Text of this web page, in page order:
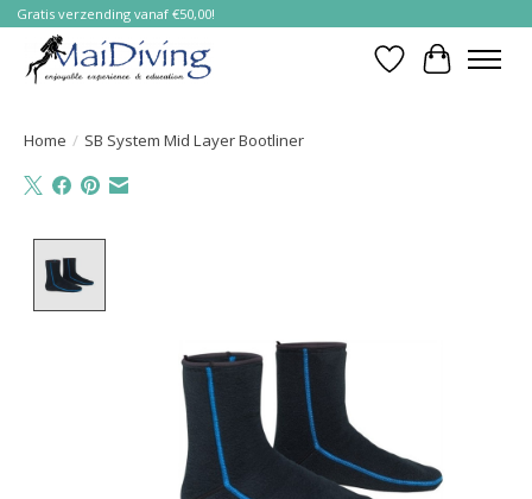
Gratis verzending vanaf €50,00!
Verlanglijst
Home / SB System Mid Layer Bootliner